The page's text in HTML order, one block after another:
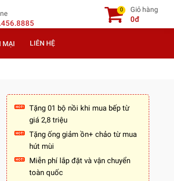
0 Giỏ hàng
0đ
MẠI LIÊN HỆ
Tặng 01 bộ nồi khi mua bếp từ
giá 2,8 triệu
Tặng ống giảm ồn+ chảo từ mua
hút mùi
Miễn phí lắp đặt và vận chuyển
toàn quốc